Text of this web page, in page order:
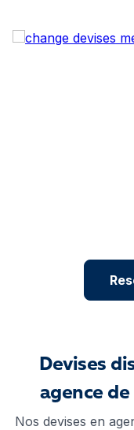
Devises
agence
Nos devises en